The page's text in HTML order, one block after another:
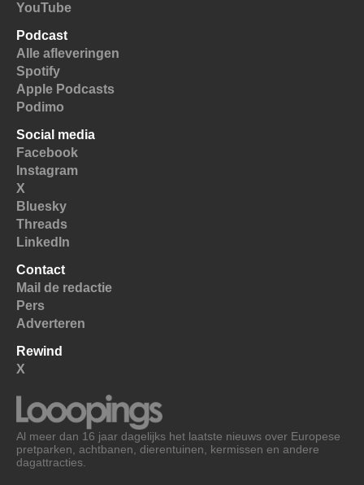
YouTube
Podcast
Alle afleveringen
Spotify
Apple Podcasts
Podimo
Social media
Facebook
Instagram
X
Bluesky
Threads
LinkedIn
Contact
Mail de redactie
Pers
Adverteren
Rewind
X
Al meer dan 16 jaar dagelijks het laatste nieuws over Europese
pretparken, achtbanen, dierentuinen, kermissen en andere
dagattracties.